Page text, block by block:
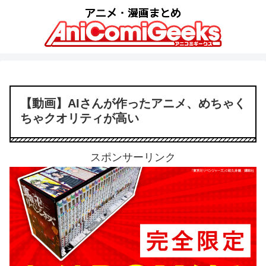
【動画】AIさんが作ったアニメ、めちゃく
ちゃクオリティが高い
スポンサーリンク